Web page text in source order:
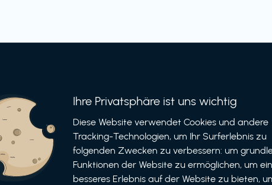
Informationen
Für Unternehmen
Für Partner
Bewerben
als Unternehmen
Ihre Privatsphäre ist uns wichtig
Diese Website verwendet Cookies und andere
Tracking-Technologien, um Ihr Surferlebnis zu
folgenden Zwecken zu verbessern: um
Funktionen der Website zu ermöglichen, um ein
besseres Erlebnis auf der Website zu bieten,